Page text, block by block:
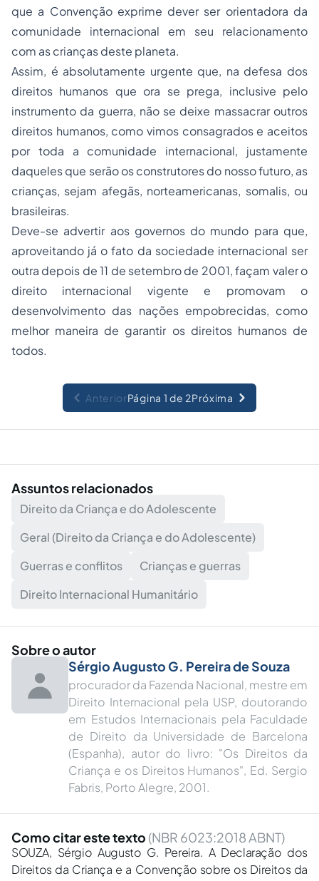
que a Convenção exprime dever ser orientadora da
comunidade internacional em seu relacionamento
com as crianças deste planeta.
Assim, é absolutamente urgente que, na defesa dos
direitos humanos que ora se prega, inclusive pelo
instrumento da guerra, não se deixe massacrar outros
direitos humanos, como vimos consagrados e aceitos
por toda a comunidade internacional, justamente
daqueles que serão os construtores do nosso futuro, as
crianças, sejam afegãs, norteamericanas, somalis, ou
brasileiras.
Deve-se advertir aos governos do mundo para que,
aproveitando já o fato da sociedade internacional ser
outra depois de 11 de setembro de 2001, façam valer o
direito internacional vigente e promovam o
desenvolvimento das nações empobrecidas, como
melhor maneira de garantir os direitos humanos de
todos.
AnteriorPágina 1 de 2Próxima
Assuntos relacionados
Direito da Criança e do Adolescente
Geral (Direito da Criança e do Adolescente)
Guerras e conflitos
Crianças e guerras
Direito Internacional Humanitário
Sobre o autor
Sérgio Augusto G. Pereira de Souza
procurador da Fazenda Nacional, mestre em
Direito Internacional pela USP, doutorando
em Estudos Internacionais pela Faculdade
de Direito da Universidade de Barcelona
(Espanha), autor do livro: "Os Direitos da
Criança e os Direitos Humanos", Ed. Sergio
Fabris, Porto Alegre, 2001.
Como citar este texto (NBR 6023:2018 ABNT)
SOUZA, Sérgio Augusto G. Pereira. A Declaração dos
Direitos da Criança e a Convenção sobre os Direitos da